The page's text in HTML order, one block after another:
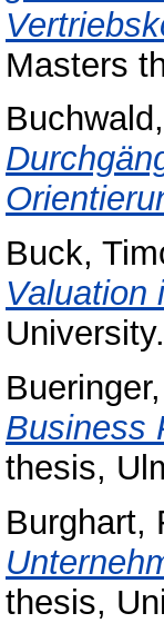
Masters
Buck,
Valuation
University.
Business
thesis,
Burghart,
thesis,